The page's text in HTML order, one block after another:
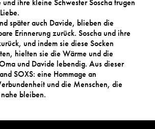
später auch Davide, blieben die
Erinnerung zurück. Soscha und ihre
und indem sie diese Socken
hielten sie die Wärme und die
und Davide lebendig. Aus dieser
SOXS: eine Hommage an
und die Menschen, die
bleiben.